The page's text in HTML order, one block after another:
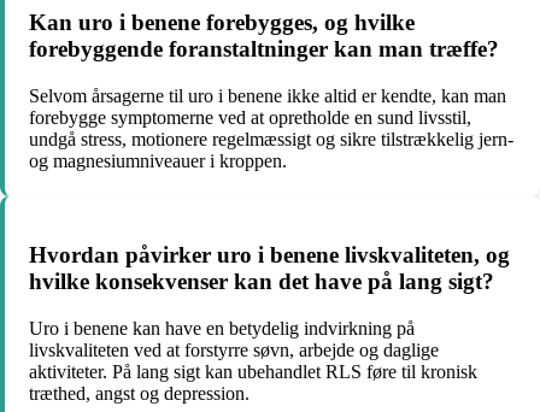
Kan uro i benene forebygges, og hvilke
forebyggende foranstaltninger kan man træffe?
Selvom årsagerne til uro i benene ikke altid er kendte, kan man
forebygge symptomerne ved at opretholde en sund livsstil,
undgå stress, motionere regelmæssigt og sikre tilstrækkelig jern-
og magnesiumniveauer i kroppen.
Hvordan påvirker uro i benene livskvaliteten, og
hvilke konsekvenser kan det have på lang sigt?
Uro i benene kan have en betydelig indvirkning på
livskvaliteten ved at forstyrre søvn, arbejde og daglige
aktiviteter. På lang sigt kan ubehandlet RLS føre til kronisk
træthed, angst og depression.